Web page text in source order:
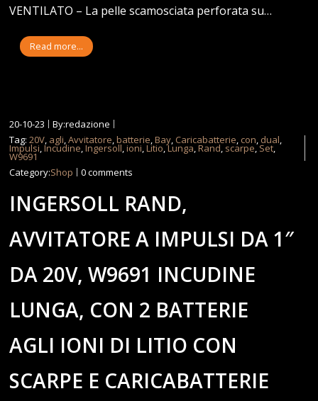
VENTILATO – La pelle scamosciata perforata su…
Read more...
20-10-23
By:redazione
Tag:20V, agli,Avvitatore,batterie,Bay, Caricabatterie, con, dual,
Impulsi,Incudine,Ingersoll,ioni,Litio,Lunga,Rand, scarpe,Set,
W9691
Category:Shop 0 comments
INGERSOLL RAND,
AVVITATORE A IMPULSI DA 1″
DA 20V, W9691 INCUDINE
LUNGA, CON 2 BATTERIE
AGLI IONI DI LITIO CON
SCARPE E CARICABATTERIE